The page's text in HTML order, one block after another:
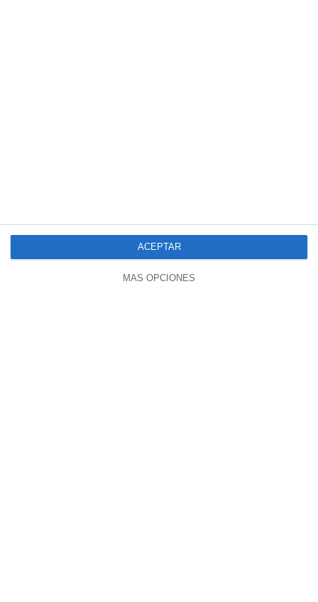
MÁS OPCIONES
ACEPTAR